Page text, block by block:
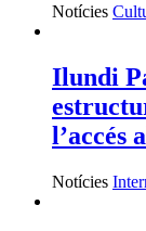
Notícies
Ilundi
l’accés
Notícies